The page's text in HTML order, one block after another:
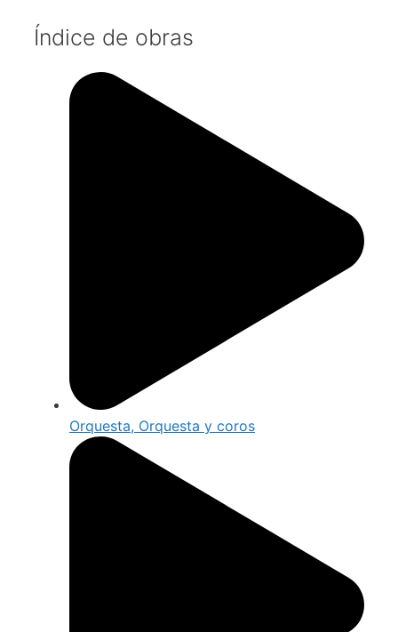
Índice de obras
Orquesta, Orquesta y coros